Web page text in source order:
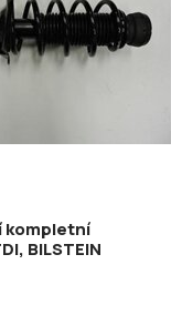
kompletní
BILSTEIN